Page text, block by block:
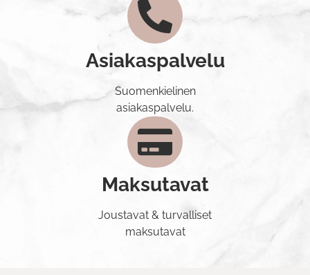
Asiakaspalvelu
Suomenkielinen
asiakaspalvelu.
Maksutavat
Joustavat & turvalliset
maksutavat